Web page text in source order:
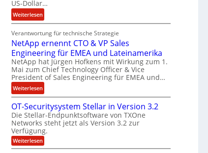
i
s
k
e
i
n
e
L
ö
u
n
g
s
o
w
i
r
d
F
i
n
n
z
c
h
e
US-Dollar…
Weiterlesen:
E
n
g
i
n
e
e
r
i
n
g
-
S
p
Verantwortung für technische Strategie
NetApp ernennt CTO & VP Sales
Engineering für EMEA und Lateinamerika
NetApp hat Jürgen Hofkens mit Wirkung zum 1.
Mai zum Chief Technology Officer & Vice
President of Sales Engineering für EMEA und…
Weiterlesen:
N
e
t
A
p
p
OT-Securitysystem Stellar in Version 3.2
Die Stellar-Endpunktsoftware von TXOne
Networks steht jetzt als Version 3.2 zur
Verfügung.
Weiterlesen:
O